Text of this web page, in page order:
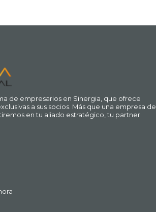
de empresarios en Sinergia, que ofrece
a sus socios. Más que una empresa de
en tu aliado estratégico, tu partner